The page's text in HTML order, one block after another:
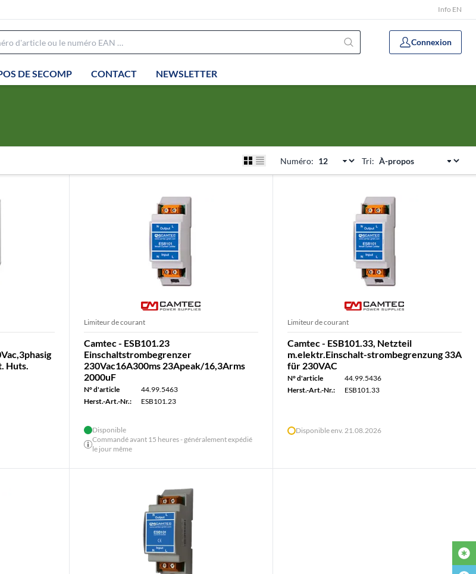
Info EN
Connexion
DE SECOMP CONTACT NEWSLETTER
Numéro: Tri:
Huts.
Limiteur de courant
Camtec - ESB101.23
Einschaltstrombegrenzer
230Vac16A300ms 23Apeak/16,3Arms
2000uF
N° d'article
44.99.5463
Herst.-Art.-Nr.:
ESB101.23
Disponible
Commandé avant 15 heures - généralement expédié
le jour même
Limiteur de courant
Camtec - ESB101.33, Netzteil
m.elektr.Einschalt-strombegrenzung 33A
für 230VAC
N° d'article
44.99.5436
Herst.-Art.-Nr.:
ESB101.33
Disponible env. 21.08.2026